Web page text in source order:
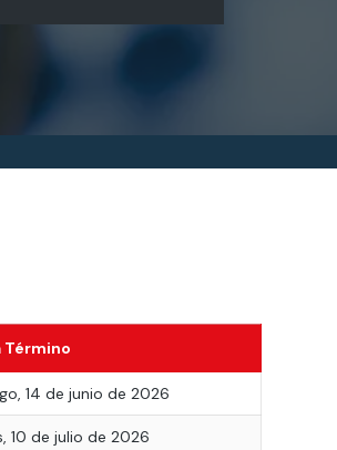
Término
14 de junio de 2026
10 de julio de 2026